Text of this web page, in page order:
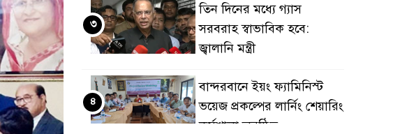
তিন দিনের মধ্যে গ্যাস
সরবরাহ স্বাভাবিক হবে:
জ্বালানি মন্ত্রী
৩
বান্দরবানে ইয়ং ফ্যামিনিস্ট
ভয়েজ প্রকল্পের লার্নিং শেয়ারিং
কর্মশালা অনুষ্ঠিত
৪